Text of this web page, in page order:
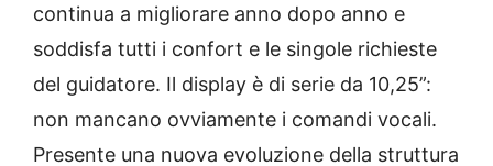
continua a migliorare anno dopo anno e
soddisfa tutti i confort e le singole richieste
del guidatore. Il display è di serie da 10,25”:
non mancano ovviamente i comandi vocali.
Presente una nuova evoluzione della struttura